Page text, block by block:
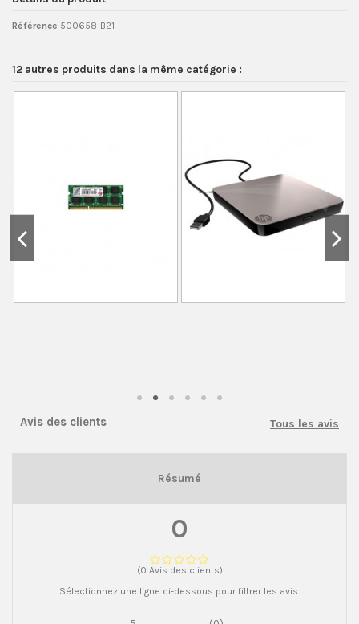
Référence 500658-B21
12 autres produits dans la même catégorie :
Avis des clients Tous les avis
Résumé
0
(0 Avis des clients)
Sélectionnez une ligne ci-dessous pour filtrer les avis.